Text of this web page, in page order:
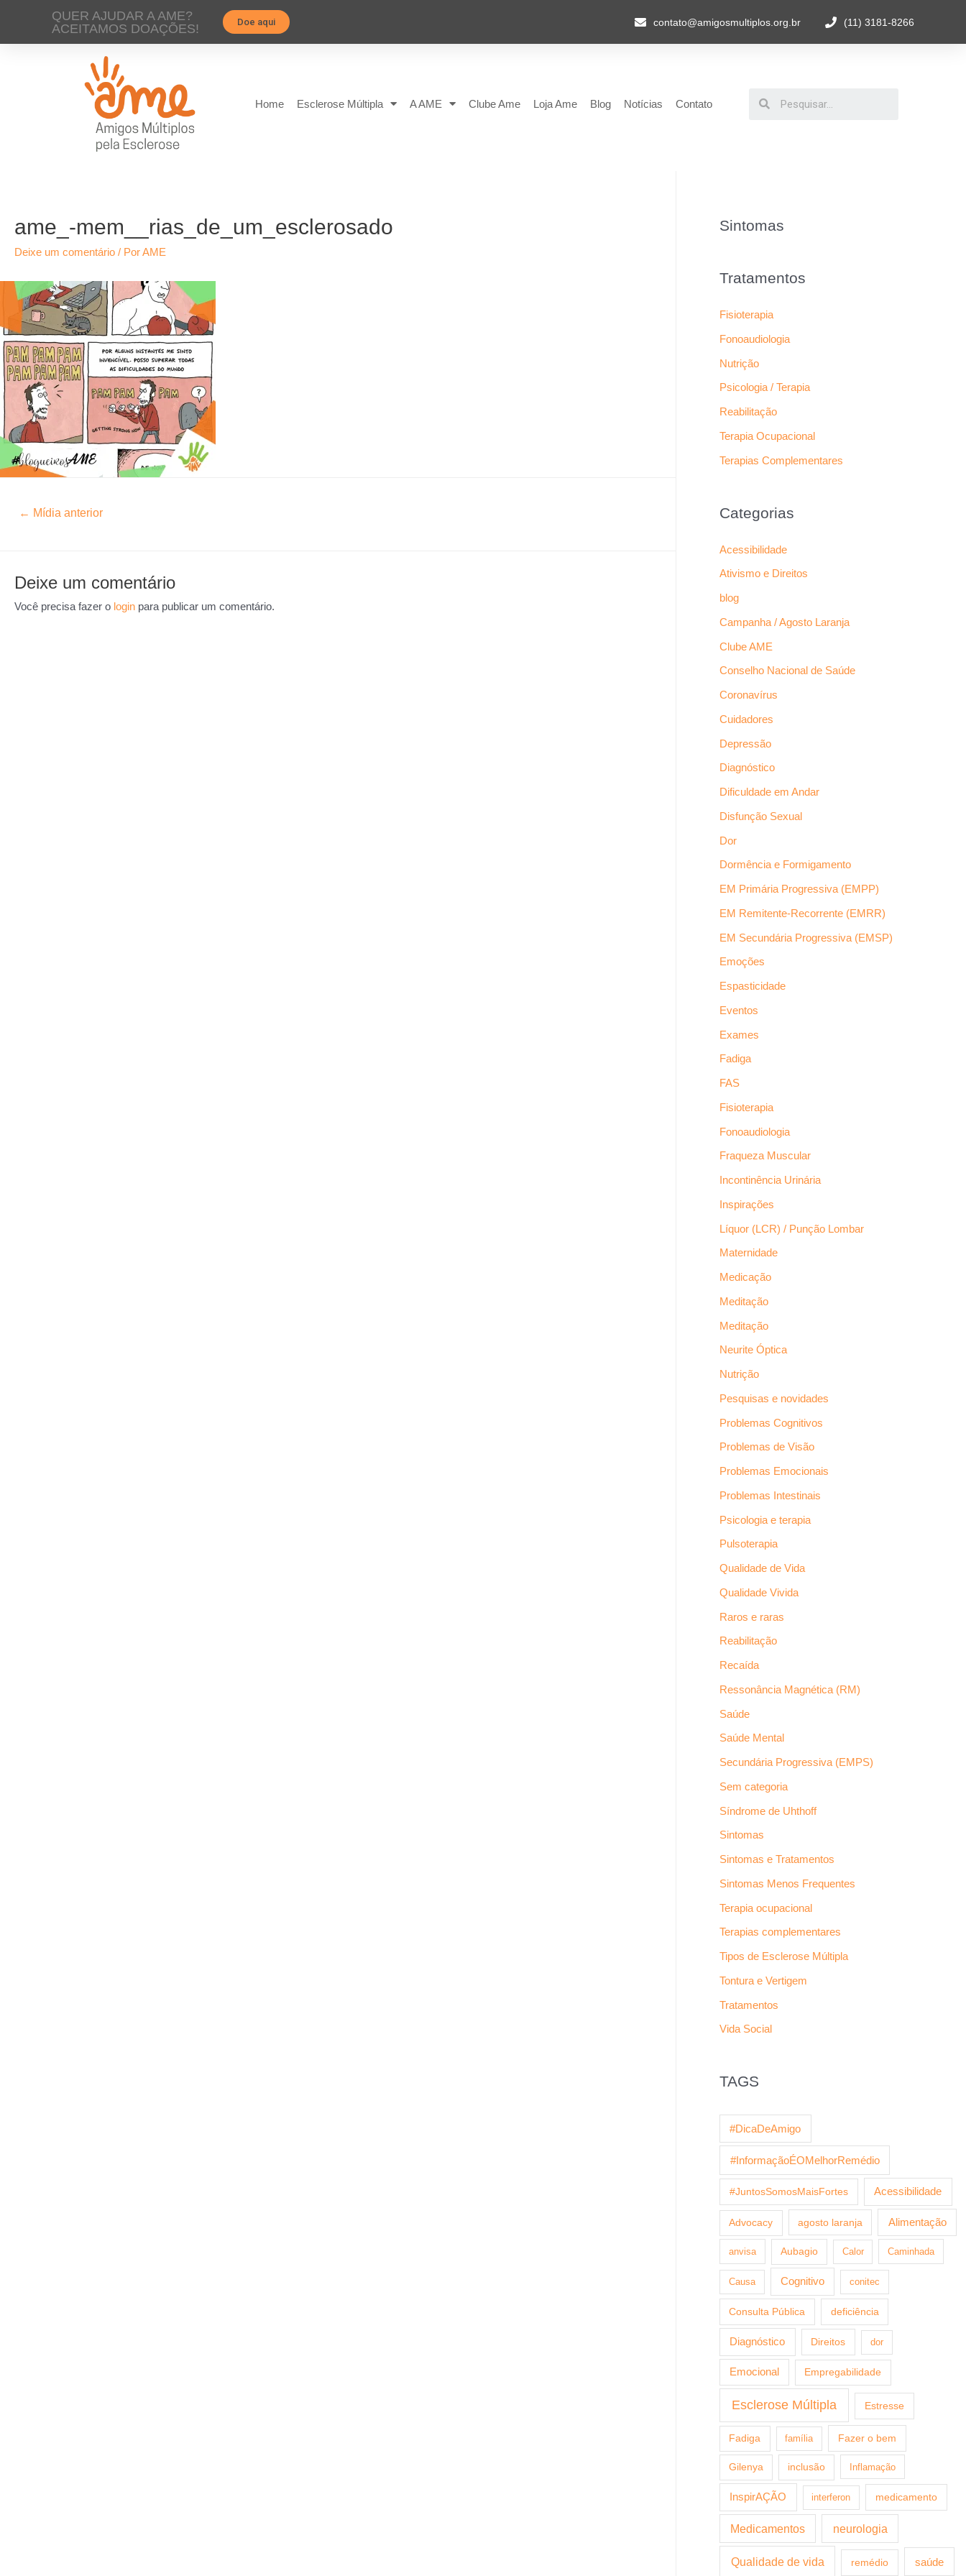
QUER AJUDAR A AME?
ACEITAMOS DOAÇÕES!
Doe aqui contato@amigosmultiplos.org.br (11) 3181-8266
Home Esclerose Múltipla A AME Clube Ame Loja Ame Blog Notícias Contato
ame_-mem__rias_de_um_esclerosado
Deixe um comentário / PorAME
← Mídia anterior
Deixe um comentário
Você precisa fazer o login para publicar um comentário.
Sintomas
Tratamentos
Fisioterapia
Fonoaudiologia
Nutrição
Psicologia / Terapia
Reabilitação
Terapia Ocupacional
Terapias Complementares
Categorias
Acessibilidade
Ativismo e Direitos
blog
Campanha / Agosto Laranja
Clube AME
Conselho Nacional de Saúde
Coronavírus
Cuidadores
Depressão
Diagnóstico
Dificuldade em Andar
Disfunção Sexual
Dor
Dormência e Formigamento
EM Primária Progressiva (EMPP)
EM Remitente-Recorrente (EMRR)
EM Secundária Progressiva (EMSP)
Emoções
Espasticidade
Eventos
Exames
Fadiga
FAS
Fisioterapia
Fonoaudiologia
Fraqueza Muscular
Incontinência Urinária
Inspirações
Líquor (LCR) / Punção Lombar
Maternidade
Medicação
Meditação
Meditação
Neurite Óptica
Nutrição
Pesquisas e novidades
Problemas Cognitivos
Problemas de Visão
Problemas Emocionais
Problemas Intestinais
Psicologia e terapia
Pulsoterapia
Qualidade de Vida
Qualidade Vivida
Raros e raras
Reabilitação
Recaída
Ressonância Magnética (RM)
Saúde
Saúde Mental
Secundária Progressiva (EMPS)
Sem categoria
Síndrome de Uhthoff
Sintomas
Sintomas e Tratamentos
Sintomas Menos Frequentes
Terapia ocupacional
Terapias complementares
Tipos de Esclerose Múltipla
Tontura e Vertigem
Tratamentos
Vida Social
TAGS
#DicaDeAmigo
#InformaçãoÉOMelhorRemédio
#JuntosSomosMaisFortes Acessibilidade
Advocacy agosto laranja Alimentação
anvisa Aubagio Calor Caminhada
Causa Cognitivo conitec
Consulta Pública deficiência
Diagnóstico Direitos dor
Emocional Empregabilidade
Esclerose Múltipla Estresse
Fadiga família Fazer o bem
Gilenya inclusão Inflamação
InspirAÇÃO interferon medicamento
Medicamentos neurologia
Qualidade de vida remédio saúde